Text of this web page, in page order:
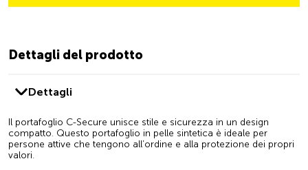
Dettagli del prodotto
Dettagli
Il portafoglio C-Secure unisce stile e sicurezza in un design
compatto. Questo portafoglio in pelle sintetica è ideale per
persone attive che tengono all’ordine e alla protezione dei propri
valori.